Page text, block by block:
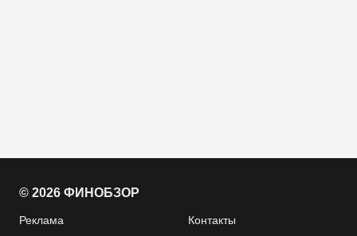
© 2026 ФИНОБЗОР
Реклама Контакты